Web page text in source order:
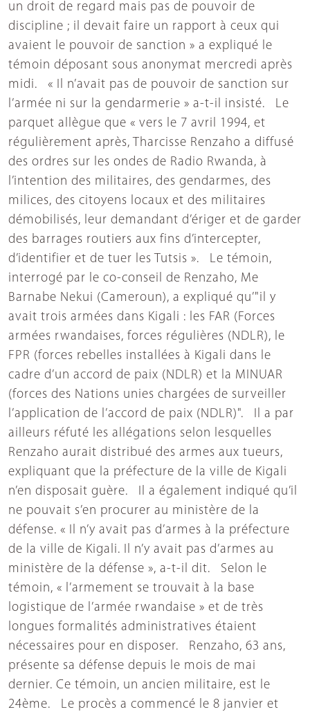
un droit de regard mais pas de pouvoir de
discipline ; il devait faire un rapport à ceux qui
avaient le pouvoir de sanction » a expliqué le
témoin déposant sous anonymat mercredi après
midi. « Il n’avait pas de pouvoir de sanction sur
l’armée ni sur la gendarmerie » a-t-il insisté. Le
parquet allègue que « vers le 7 avril 1994, et
régulièrement après, Tharcisse Renzaho a diffusé
des ordres sur les ondes de Radio Rwanda, à
l’intention des militaires, des gendarmes, des
milices, des citoyens locaux et des militaires
démobilisés, leur demandant d’ériger et de garder
des barrages routiers aux fins d’intercepter,
d’identifier et de tuer les Tutsis ». Le témoin,
interrogé par le co-conseil de Renzaho, Me
Barnabe Nekui (Cameroun), a expliqué qu’"il y
avait trois armées dans Kigali : les FAR (Forces
armées rwandaises, forces régulières (NDLR), le
FPR (forces rebelles installées à Kigali dans le
cadre d’un accord de paix (NDLR) et la MINUAR
(forces des Nations unies chargées de surveiller
l’application de l’accord de paix (NDLR)". Il a par
ailleurs réfuté les allégations selon lesquelles
Renzaho aurait distribué des armes aux tueurs,
expliquant que la préfecture de la ville de Kigali
n’en disposait guère. Il a également indiqué qu’il
ne pouvait s’en procurer au ministère de la
défense. « Il n’y avait pas d’armes à la préfecture
de la ville de Kigali. Il n’y avait pas d’armes au
ministère de la défense », a-t-il dit. Selon le
témoin, « l’armement se trouvait à la base
logistique de l’armée rwandaise » et de très
longues formalités administratives étaient
nécessaires pour en disposer. Renzaho, 63 ans,
présente sa défense depuis le mois de mai
dernier. Ce témoin, un ancien militaire, est le
24ème. Le procès a commencé le 8 janvier et